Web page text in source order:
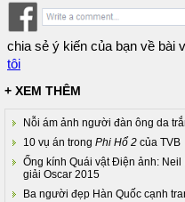
chia sẻ ý kiến của bạn về bài
tôi
+ XEM THÊM
Nỗi ám ảnh người đàn ông da
10 vụ án trong Phi Hổ 2 của TVB
Ống kính Quái vật Điện ảnh:
giải Oscar 2015
Ba người đẹp Hàn Quốc cạnh